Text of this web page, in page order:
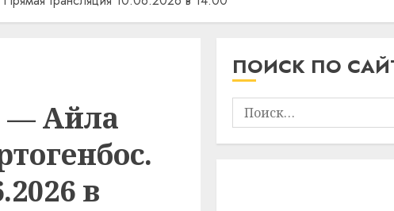
— Айла
в
ПОИСК ПО
Найти: